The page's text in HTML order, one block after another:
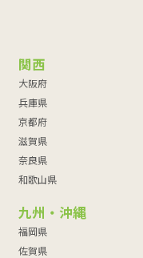
関西
大阪府
兵庫県
京都府
滋賀県
奈良県
和歌山県
九州・沖縄
福岡県
佐賀県